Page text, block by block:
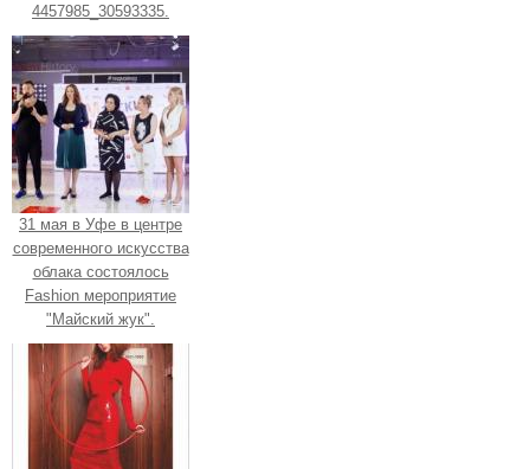
4457985_30593335.
31 мая в Уфе в центре
современного искусства
облака состоялось
Fashion мероприятие
"Майский жук".